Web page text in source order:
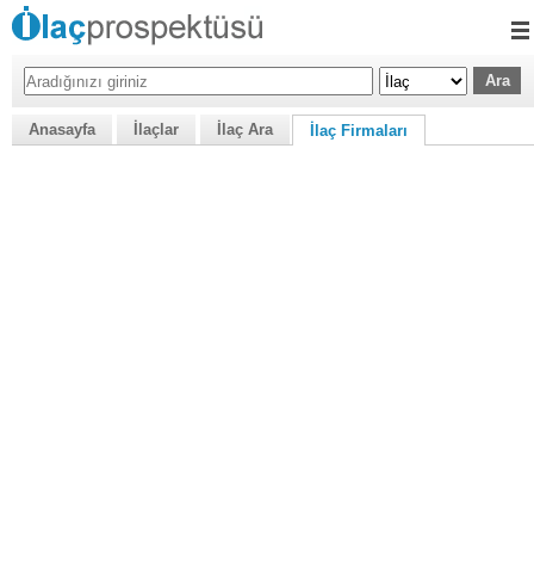
Anasayfa İlaçlar İlaç Ara İlaç Firmaları